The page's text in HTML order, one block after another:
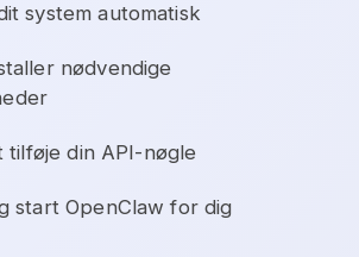
system automatisk
nødvendige
tilføje din API-nøgle
start OpenClaw for dig